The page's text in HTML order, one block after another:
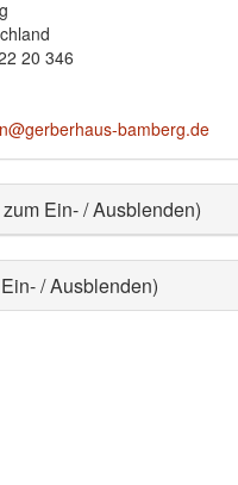
20 346
bamberg.de
Ein- / Ausblenden)
/ Ausblenden)